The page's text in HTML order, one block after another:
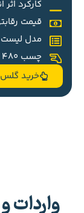
کارکرد
قیمت
مدل لیست
چسب 480 با بالاترین کیفیت
خرید
واردات و